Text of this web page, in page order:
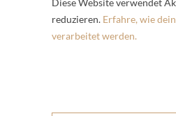
Diese Website verwendet
reduzieren. Erfahre, wie
verarbeitet werden.